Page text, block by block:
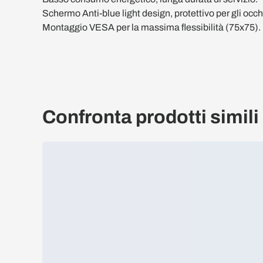
Schermo Anti-blue light design, protettivo per gli
Montaggio VESA per la massima flessibilità (75x75).
Confronta prodotti simili